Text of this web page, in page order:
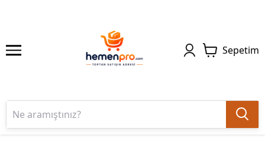
Sepetim